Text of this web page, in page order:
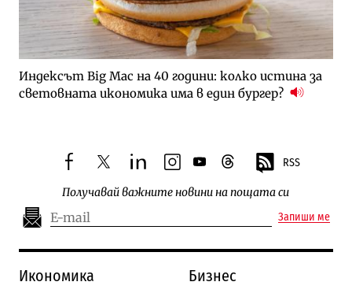
Индексът Big Mac на 40 години: колко истина за
световната икономика има в един бургер?
facebooktwitterlinkedininstagram
youtubethreads RSS
Получавай важните новини на пощата си
Запиши ме
Икономика
Бизнес